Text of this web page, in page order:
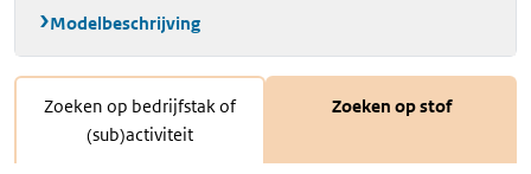
Modelbeschrijving
Zoeken op bedrijfstak of
(sub)activiteit
Zoeken op stof